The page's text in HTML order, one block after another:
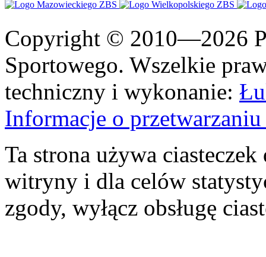
Copyright © 2010—2026
Sportowego. Wszelkie
techniczny i wykonanie:
Informacje o
Ta strona używa
witryny i dla celów
zgody, wyłącz obsługę